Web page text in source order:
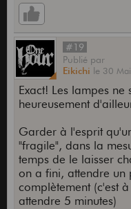
#19
Publié par
Eikichi le 30
Exact! Les lampes
heureusement
Garder à l'esprit
"fragile", dans la
temps de le laisser
on a fini, attendre un
complètement (c'est
attendre 5 minutes)